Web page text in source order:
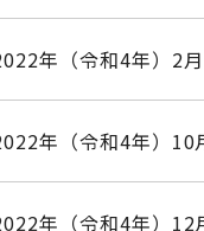
年（令和4年）2月
年（令和4年）10
年（令和4年）12